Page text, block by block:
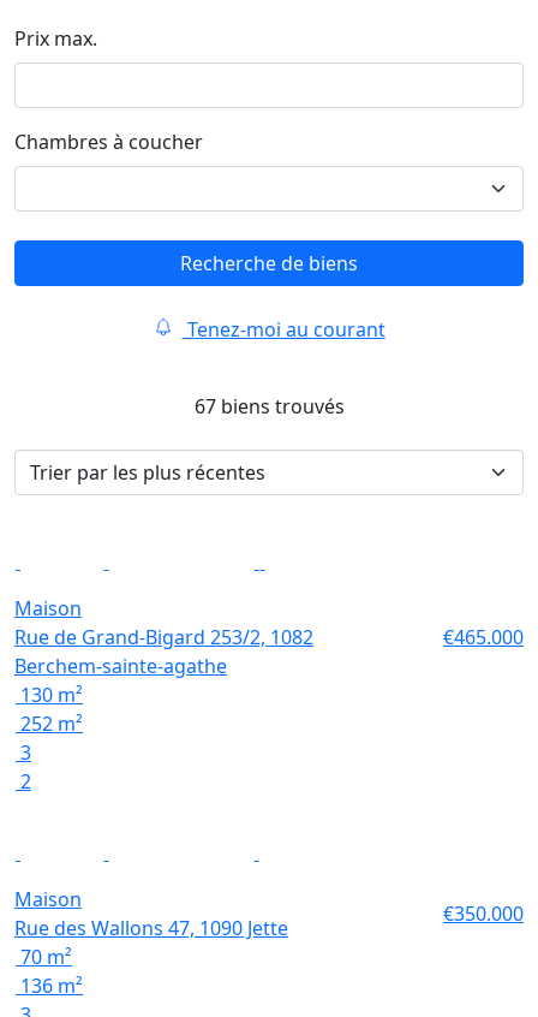
Prix max.
Chambres à coucher
Recherche de biens
Tenez-moi au courant
67 biens trouvés
Maison
Rue de Grand-Bigard 253/2, 1082
Berchem-sainte-agathe
€465.000
130 m²
252 m²
3
2
Maison
Rue des Wallons 47, 1090 Jette
€350.000
70 m²
136 m²